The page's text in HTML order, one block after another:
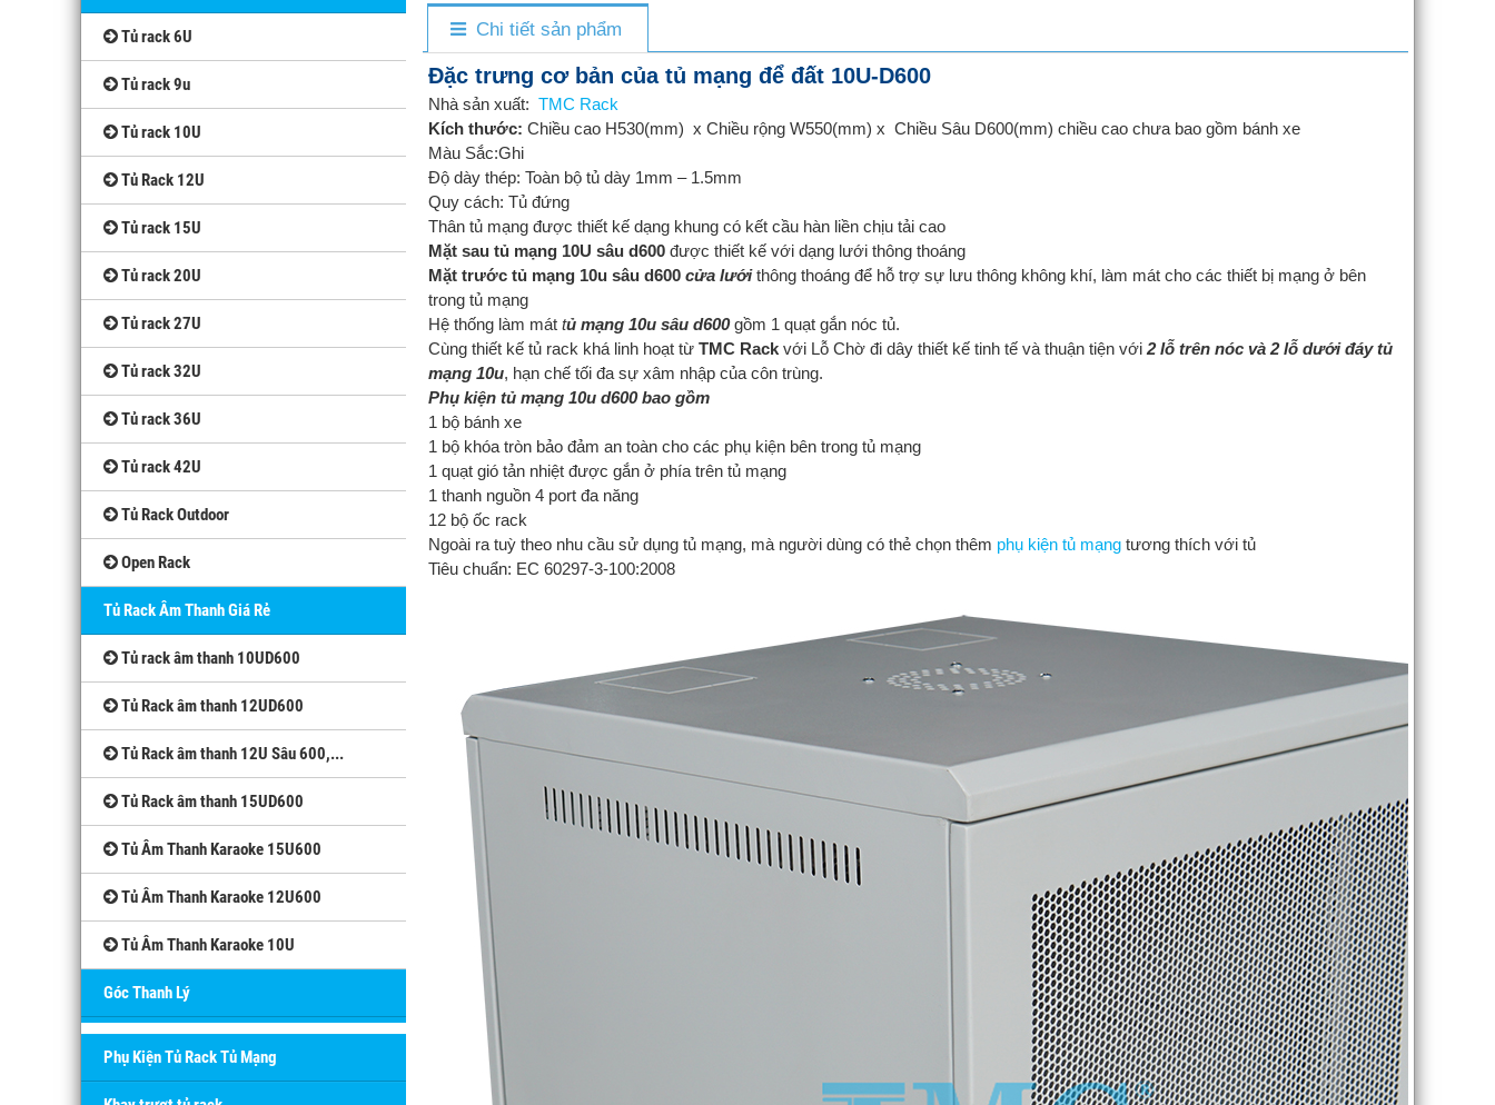
Chi tiết sản phẩm
Đặc trưng cơ bản của tủ mạng để đất 10U-D600
Nhà sản xuất: TMC Rack
Kích thước: Chiều cao H530(mm) x Chiều rộng W550(mm) x Chiều Sâu D600(mm) chiều cao chưa bao gồm bánh xe
Màu Sắc:Ghi
Độ dày thép: Toàn bộ tủ dày 1mm – 1.5mm
Quy cách: Tủ đứng
Thân tủ mạng được thiết kế dạng khung có kết cầu hàn liền chịu tải cao
Mặt sau tủ mạng 10U sâu d600 được thiết kế với dạng lưới thông thoáng
Mặt trước tủ mạng 10u sâu d600 cửa lưới thông thoáng để hỗ trợ sự lưu thông không khí, làm mát cho các thiết bị mạng ở bên
trong tủ mạng
Hệ thống làm mát tủ mạng 10u sâu d600 gồm 1 quạt gắn nóc tủ.
Cùng thiết kế tủ rack khá linh hoạt từ TMC Rack với Lỗ Chờ đi dây thiết kế tinh tế và thuận tiện với 2 lỗ trên nóc và 2 lỗ dưới đáy tủ
mạng 10u, hạn chế tối đa sự xâm nhập của côn trùng.
Phụ kiện tủ mạng 10u d600 bao gồm
1 bộ bánh xe
1 bộ khóa tròn bảo đảm an toàn cho các phụ kiện bên trong tủ mạng
1 quạt gió tản nhiệt được gắn ở phía trên tủ mạng
1 thanh nguồn 4 port đa năng
12 bộ ốc rack
Ngoài ra tuỳ theo nhu cầu sử dụng tủ mạng, mà người dùng có thẻ chọn thêm phụ kiện tủ mạng tương thích với tủ
Tiêu chuẩn: EC 60297-3-100:2008
Tủ rack 6U
Tủ rack 9u
Tủ rack 10U
Tủ Rack 12U
Tủ rack 15U
Tủ rack 20U
Tủ rack 27U
Tủ rack 32U
Tủ rack 36U
Tủ rack 42U
Tủ Rack Outdoor
Open Rack
Tủ Rack Âm Thanh Giá Rẻ
Tủ rack âm thanh 10UD600
Tủ Rack âm thanh 12UD600
Tủ Rack âm thanh 12U Sâu 600,...
Tủ Rack âm thanh 15UD600
Tủ Âm Thanh Karaoke 15U600
Tủ Âm Thanh Karaoke 12U600
Tủ Âm Thanh Karaoke 10U
Góc Thanh Lý
Phụ Kiện Tủ Rack Tủ Mạng